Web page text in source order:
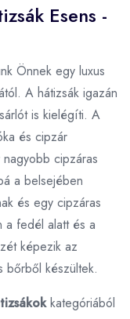
Esens -
Önnek egy luxus
A hátizsák igazán
is kielégíti. A
és cipzár
cipzáras
a belsejében
és egy cipzáras
a fedél alatt és a
képezik az
bőrből készültek.
kategóriából